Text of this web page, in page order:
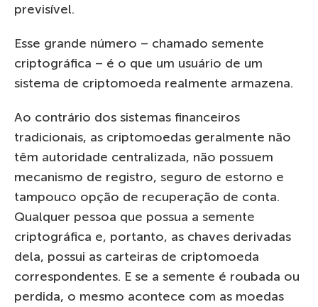
previsível.
Esse grande número – chamado semente
criptográfica – é o que um usuário de um
sistema de criptomoeda realmente armazena.
Ao contrário dos sistemas financeiros
tradicionais, as criptomoedas geralmente não
têm autoridade centralizada, não possuem
mecanismo de registro, seguro de estorno e
tampouco opção de recuperação de conta.
Qualquer pessoa que possua a semente
criptográfica e, portanto, as chaves derivadas
dela, possui as carteiras de criptomoeda
correspondentes. E se a semente é roubada ou
perdida, o mesmo acontece com as moedas